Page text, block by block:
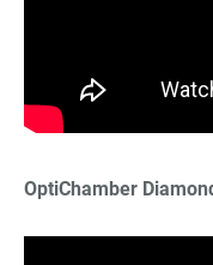
OptiChamber